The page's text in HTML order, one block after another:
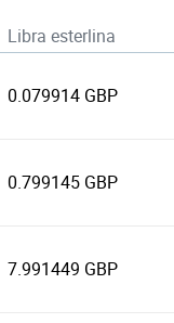
Libra esterlina
0.079914 GBP
0.799145 GBP
7.991449 GBP